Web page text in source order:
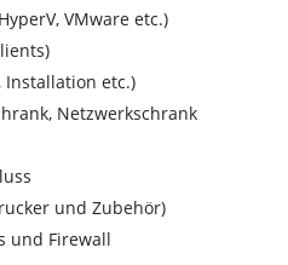
VMware etc.)
Installation etc.)
Netzwerkschrank
und Zubehör)
und Firewall